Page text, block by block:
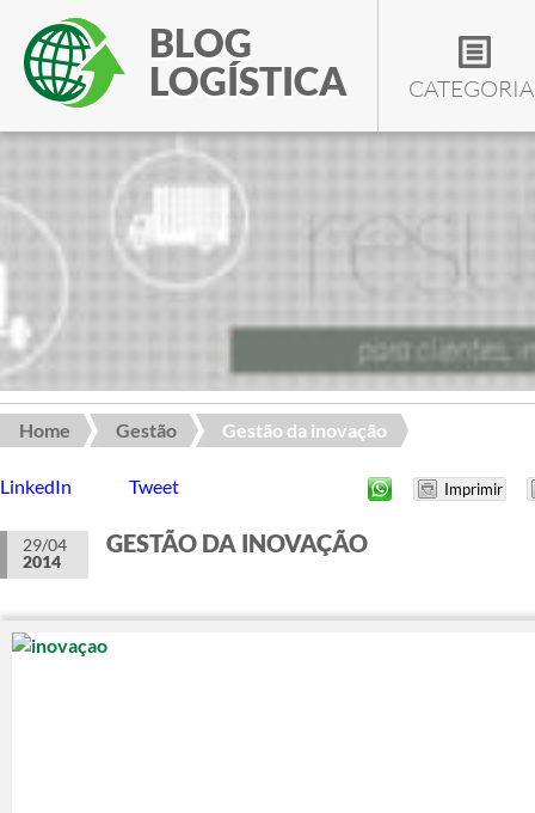
BLOG
LOGÍSTICA
Home Gestão Gestão da inovação
LinkedIn Tweet
29/04
2014
GESTÃO DA INOVAÇÃO